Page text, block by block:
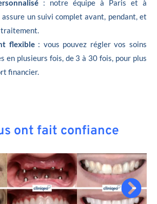
: notre équipe à Paris et à
un suivi complet avant, pendant, et
flexible: vous pouvez régler vos soins
en plusieurs fois, de 3 à 30 fois, pour plus
financier.
ont fait confiance